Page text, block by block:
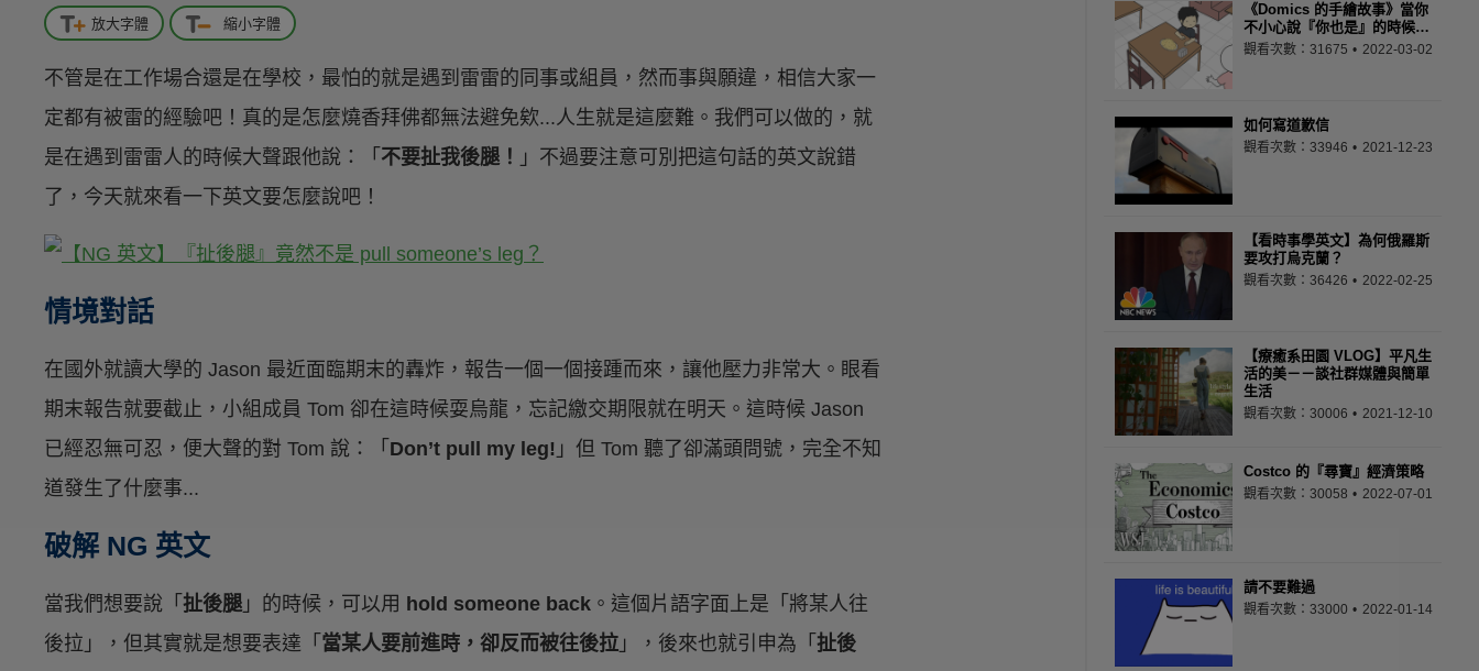
放大字體 縮小字體
不管是在工作場合還是在學校，最怕的就是遇到雷雷的同事或組員，然而事與願違，相信大家一
定都有被雷的經驗吧！真的是怎麼燒香拜佛都無法避免欸...人生就是這麼難。我們可以做的，就
是在遇到雷雷人的時候大聲跟他說：「 不要扯我後腿！ 」不過要注意可別把這句話的英文說錯
了，今天就來看一下英文要怎麼說吧！
情境對話
在國外就讀大學的 Jason 最近面臨期末的轟炸，報告一個一個接踵而來，讓他壓力非常大。眼看
期末報告就要截止，小組成員 Tom 卻在這時候耍烏龍，忘記繳交期限就在明天。這時候 Jason
已經忍無可忍，便大聲的對 Tom 說：「 Don’t pull my leg! 」但 Tom 聽了卻滿頭問號，完全不知
道發生了什麼事...
破解 NG 英文
當我們想要說「 扯後腿」的時候，可以用 hold someone back 。這個片語字面上是「將某人往
後拉」，但其實就是想要表達「 當某人要前進時，卻反而被往後拉 」，後來也就引申為「 扯後
《Domics 的手繪故事》當你
不小心說『你也是』的時候…
觀看次數：31675 2022-03-02
如何寫道歉信
觀看次數：33946 2021-12-23
【看時事學英文】為何俄羅斯
要攻打烏克蘭？
觀看次數：36426 2022-02-25
【療癒系田園 VLOG】平凡生
活的美－－談社群媒體與簡單
生活
觀看次數：30006 2021-12-10
Costco 的『尋寶』經濟策略
觀看次數：30058 2022-07-01
請不要難過
觀看次數：33000 2022-01-14